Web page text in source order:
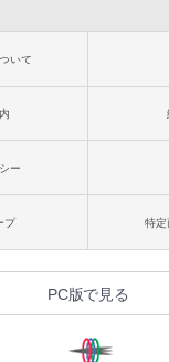
いて
ー
プ 特定
PC版で見る